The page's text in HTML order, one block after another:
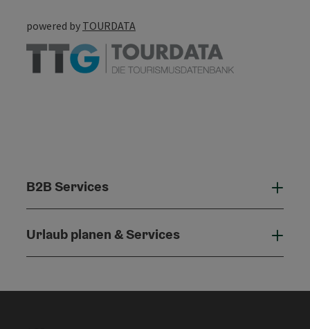
powered by TOURDATA
B2B Services
Urlaub planen & Services